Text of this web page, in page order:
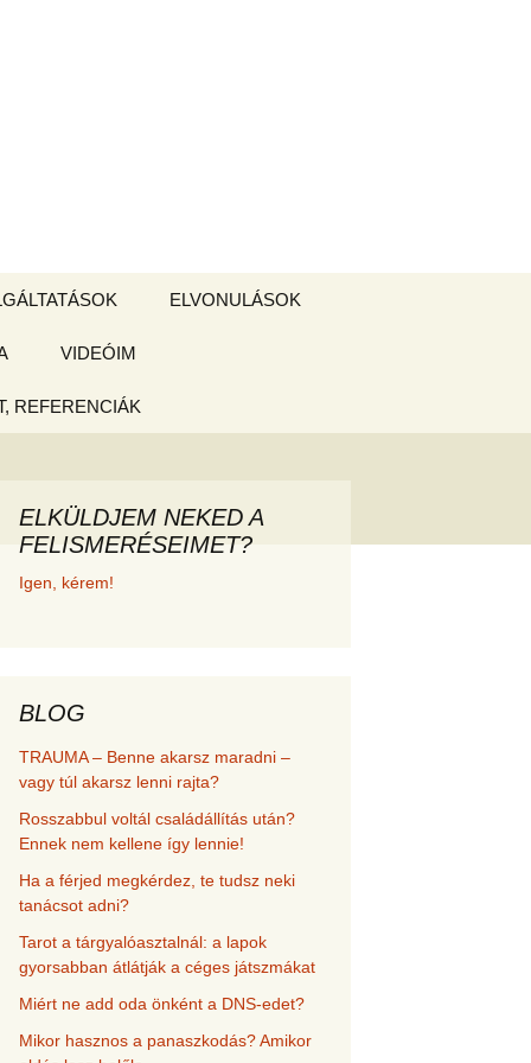
BOLT
ELVONULÁSOK
VIDEÓIM
REFERENCIÁK
az új
és
ELKÜLDJEM NEKED A
FELISMERÉSEIMET?
Igen, kérem!
BLOG
TRAUMA – Benne akarsz maradni –
vagy túl akarsz lenni rajta?
Rosszabbul voltál családállítás után?
Ennek nem kellene így lennie!
Ha a férjed megkérdez, te tudsz neki
tanácsot adni?
Tarot a tárgyalóasztalnál: a lapok
gyorsabban átlátják a céges játszmákat
Miért ne add oda önként a DNS-edet?
Mikor hasznos a panaszkodás? Amikor